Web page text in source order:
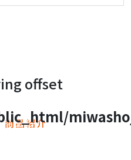
商品紹介
'product_image1' in
miwashoji/libs/views/
'product_image1' in
miwashoji/libs/views/
offset